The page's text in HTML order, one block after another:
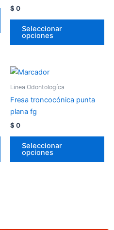
$ 0
Seleccionar
opciones
Linea Odontologíca
Fresa troncocónica punta
plana fg
$ 0
Seleccionar
opciones